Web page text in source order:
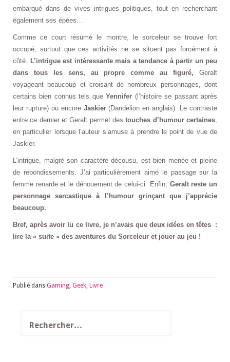
embarqué dans de vives intrigues politiques, tout en recherchant
également ses épées…
Comme ce court résumé le montre, le sorceleur se trouve fort
occupé, surtout que ces activités ne se situent pas forcément à
côté. L’intrigue est intéressante mais a tendance à partir un peu
dans tous les sens, au propre comme au figuré, Geralt
voyageant beaucoup et croisant de nombreux personnages, dont
certains bien connus tels queYennifer (l’histoire se passant après
leur rupture) ou encore Jaskier(Dandelion en anglais). Le contraste
entre ce dernier et Geralt permet destouches d’humour certaines,
en particulier lorsque l’auteur s’amuse à prendre le point de vue de
Jaskier.
L’intrigue, malgré son caractère décousu, est bien menée et pleine
de rebondissements. J’ai particulièrement aimé le passage sur la
femme renarde et le dénouement de celui-ci. Enfin, Geralt reste un
personnage sarcastique à l’humour grinçant que j’apprécie
beaucoup.
Bref, après avoir lu ce livre, je n’avais que deux idées en têtes :
lire la « suite » des aventures du Sorceleur et jouer au jeu !
Publié dans Gaming, Geek, Livre